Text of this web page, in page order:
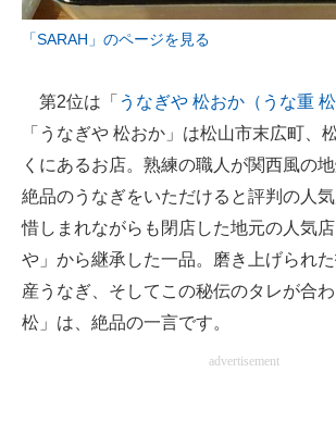
「SARAH」のページを見る
第2位は「 うなぎや 松おか（うな重 松
「うなぎや 松おか」は松山市末広町、
くにあるお店。熟練の職人が関西風の
絶品のうなぎをいただけると評判の人
惜しまれながらも閉店した地元の人気
や」から継承した一品。磨き上げられ
産うなぎ、そしてこの秘伝のタレが合
松」は、絶品の一言です。
advertisement